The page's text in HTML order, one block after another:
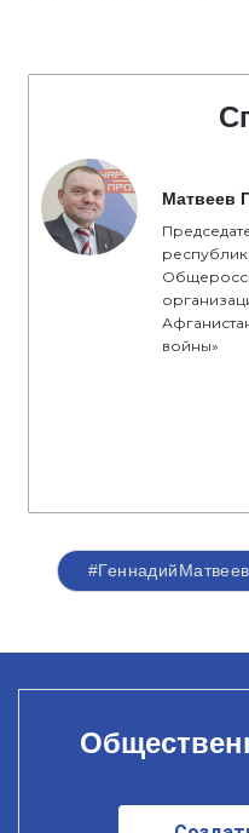
Матвеев
войны»
#ГеннадийМатвеев